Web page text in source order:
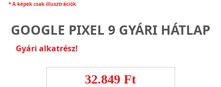
* A képek csak illusztrációk
GOOGLE PIXEL 9 GYÁRI HÁTLAP
Gyári alkatrész!
32.849 Ft